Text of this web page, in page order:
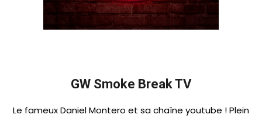
GW Smoke Break TV
Le fameuxDaniel Montero et sa chaîne youtube ! Plein